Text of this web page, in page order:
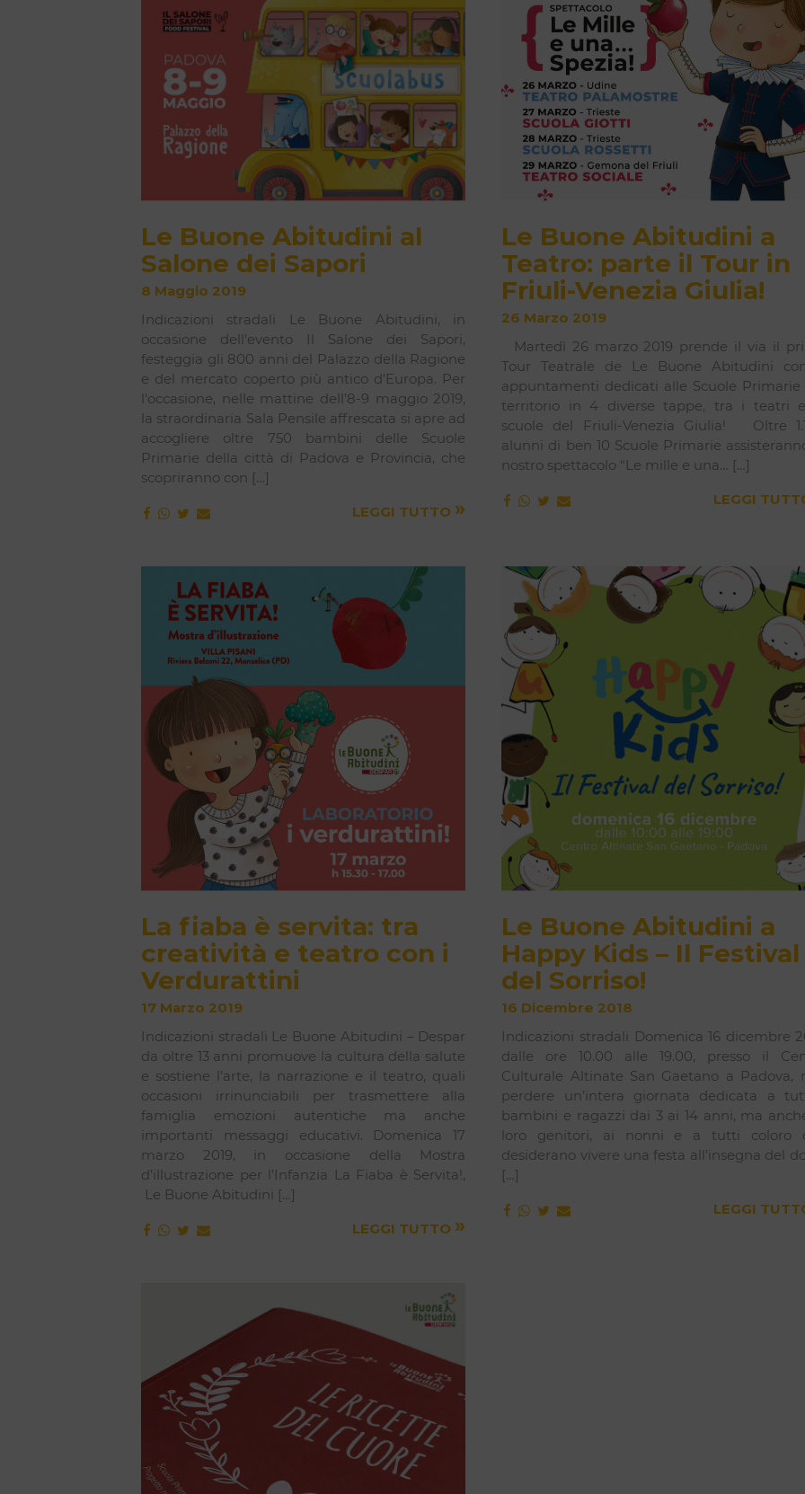
Le Buone Abitudini al
Salone dei Sapori
8 Maggio 2019
Indicazioni stradali Le Buone Abitudini, in
occasione dell’evento Il Salone dei Sapori,
festeggia gli 800 anni del Palazzo della Ragione
e del mercato coperto più antico d’Europa. Per
l’occasione, nelle mattine dell’8-9 maggio 2019,
la straordinaria Sala Pensile affrescata si apre ad
accogliere oltre 750 bambini delle Scuole
Primarie della città di Padova e Provincia, che
scopriranno con […]
LEGGI TUTTO »
Le Buone Abitudini a
Teatro: parte il Tour in
Friuli-Venezia Giulia!
26 Marzo 2019
Martedì 26 marzo 2019 prende il via il
Tour Teatrale de Le Buone Abitudini
appuntamenti dedicati alle Scuole Primarie
territorio in 4 diverse tappe, tra i teatri
scuole del Friuli-Venezia Giulia! Oltre
alunni di ben 10 Scuole Primarie
nostro spettacolo “Le mille e una… […]
LEGGI
La fiaba è servita: tra
creatività e teatro con i
Verdurattini
17 Marzo 2019
Indicazioni stradali Le Buone Abitudini – Despar
da oltre 13 anni promuove la cultura della salute
e sostiene l’arte, la narrazione e il teatro, quali
occasioni irrinunciabili per trasmettere alla
famiglia emozioni autentiche ma anche
importanti messaggi educativi. Domenica 17
marzo 2019, in occasione della Mostra
d’illustrazione per l’Infanzia La Fiaba è Servita!,
Le Buone Abitudini […]
LEGGI TUTTO »
Le Buone Abitudini a
Happy Kids – Il Festival
del Sorriso!
16 Dicembre 2018
Indicazioni stradali Domenica 16 dicembre
dalle ore 10.00 alle 19.00, presso il
Culturale Altinate San Gaetano a Padova,
perdere un’intera giornata dedicata a
bambini e ragazzi dai 3 ai 14 anni, ma
loro genitori, ai nonni e a tutti coloro
desiderano vivere una festa all’insegna del
[…]
LEGGI